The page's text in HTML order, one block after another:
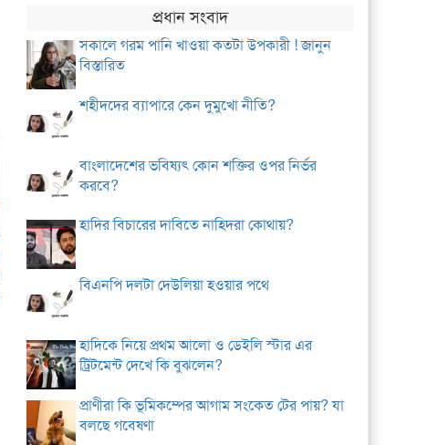
প্রধান সংবাদ
সকালে গরম পানি খাওয়া কতটা উপকারী ! জানুন
বিস্তারিত
শহীদদের ব্যাপারে কেন দুমুখো নীতি?
বাংলাদেশের ভবিষ্যৎ কোন শক্তির ওপর নির্ভর
করবে?
হাদির বিচারের দাবিতে নাহিদরা কোথায়?
বিএনপি দলটা দেউলিয়া হওয়ার পথে
হাদিকে নিয়ে প্রথম আলো ও ডেইলি স্টার এর
ট্রিটমেন্ট দেখে কি বুঝলেন?
প্রাণীরা কি ভূমিকম্পের আগাম সংকেত টের পায়? যা
বলছে গবেষণা